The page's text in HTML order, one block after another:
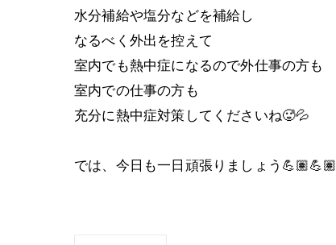
水分補給や塩分などを補給し
なるべく外出を控えて
室内でも熱中症になるので外仕事の方も
室内での仕事の方も
充分に熱中症対策してくださいね🥵💦
では、今日も一日頑張りましょう💪🏽💪🏽